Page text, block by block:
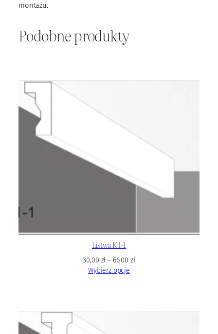
montażu.
Podobne produkty
Listwa K 1-1
30,00 zł – 66,00 zł
Wybierz opcje